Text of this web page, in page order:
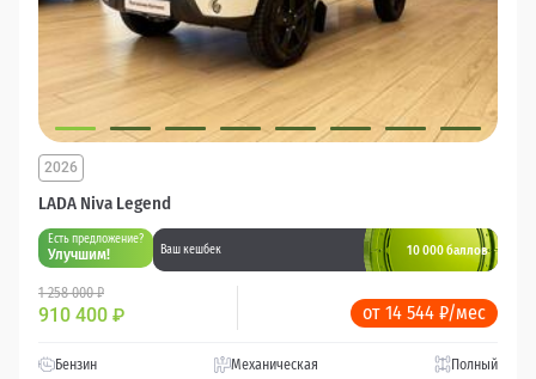
LADA Niva Legend
2026
Есть предложение?
Улучшим! Ваш кешбек 10 000 баллов
1 258 000 ₽
910 400 ₽ от 14 544 ₽/мес
Бензин Механическая Полный